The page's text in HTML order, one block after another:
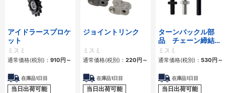
アイドラースプロケ
ット
ミスミ
通常価格(税別)： 910円～
在庫品1日目
当日出荷可能
ジョイントリンク
ミスミ
通常価格(税別)： 220円～
在庫品1日目
当日出荷可能
ターンバックル部
品 チェーン締結
用 スタンダードタ
イプ・ロングタイプ
ミスミ
通常価格(税別)： 530円～
在庫品1日目
当日出荷可能